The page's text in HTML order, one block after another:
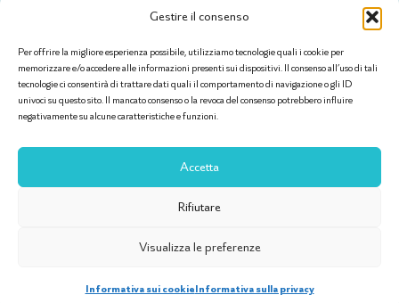
Gestire il consenso
Per offrire la migliore esperienza possibile, utilizziamo tecnologie quali i cookie per
memorizzare e/o accedere alle informazioni presenti sui dispositivi. Il consenso all’uso di tali
tecnologie ci consentirà di trattare dati quali il comportamento di navigazione o gli ID
univoci su questo sito. Il mancato consenso o la revoca del consenso potrebbero influire
negativamente su alcune caratteristiche e funzioni.
Accetta
Rifiutare
Visualizza le preferenze
Informativa sui cookieInformativa sulla privacy
Configura il tuo progetto
Tutorial
Contatti
Informazioni legali
Condizioni generali di vendita
Politica di consegna e assistenza post-vendita
Note legali
Sito realizzato da Vimaweb